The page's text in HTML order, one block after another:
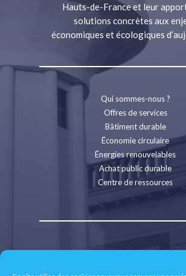
Hauts-de-France et leur
solutions concrètes aux
économiques et écologiques
Qui sommes-nous ?
Offres de services
Bâtiment durable
Économie circulaire
Énergies renouvelables
Achat public durable
Centre de ressources
Contact